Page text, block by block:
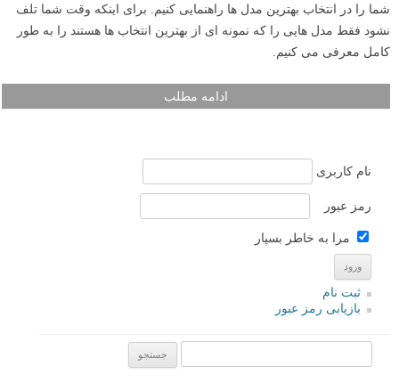
شما را در انتخاب بهترین مدل ها راهنمایی کنیم. برای اینکه وقت شما تلف
نشود فقط مدل هایی را که نمونه ای از بهترین انتخاب ها هستند را به طور
کامل معرفی می کنیم.
ادامه مطلب
نام کاربری
رمز عبور
مرا به خاطر بسپار
ثبت نام
بازیابی رمز عبور